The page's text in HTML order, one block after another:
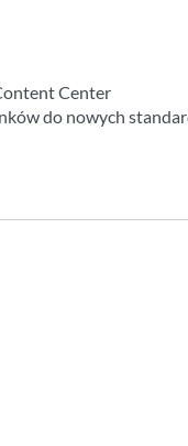
Center
do nowych